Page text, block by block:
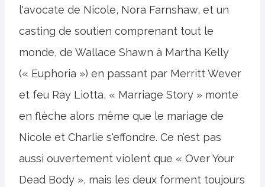
l'avocate de Nicole, Nora Farnshaw, et un
casting de soutien comprenant tout le
monde, de Wallace Shawn à Martha Kelly
(« Euphoria ») en passant par Merritt Wever
et feu Ray Liotta, « Marriage Story » monte
en flèche alors même que le mariage de
Nicole et Charlie s'effondre. Ce n’est pas
aussi ouvertement violent que « Over Your
Dead Body », mais les deux forment toujours